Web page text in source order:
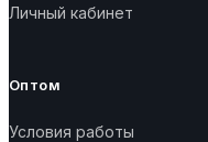
Личный кабинет
Оптом
Условия работы